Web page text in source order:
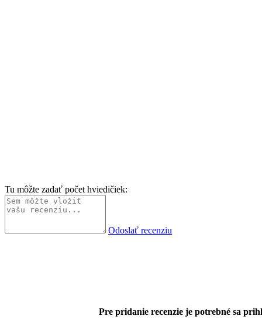
Tu môžte zadať počet hviedičiek:
Odoslať recenziu
Pre pridanie recenzie je potrebné sa